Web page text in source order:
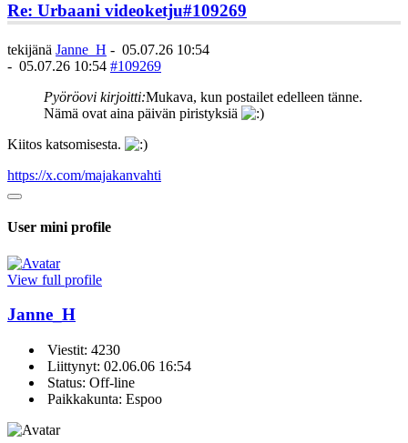
Re: Urbaani videoketju#109269
tekijänä Janne_H - 05.07.26 10:54
- 05.07.26 10:54 #109269
Pyöröovi kirjoitti:Mukava, kun postailet edelleen tänne.
Nämä ovat aina päivän piristyksiä
Kiitos katsomisesta.
https://x.com/majakanvahti
User mini profile
View full profile
Janne_H
Viestit: 4230
Liittynyt: 02.06.06 16:54
Status: Off-line
Paikkakunta: Espoo